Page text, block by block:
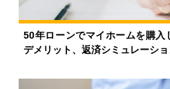
50年ローンでマイホームを購入
デメリット、返済シミュレーシ